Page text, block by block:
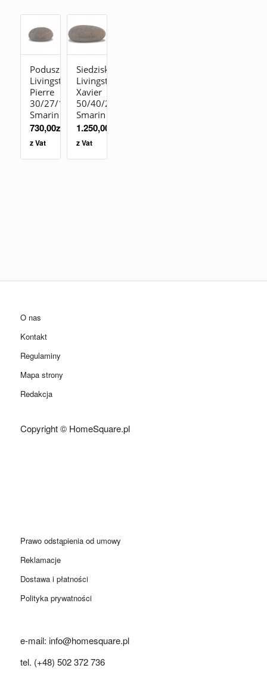
Poduszka
Livingstones
Pierre
30/27/19
Smarin
730,00zł
z Vat
Siedzisko
Livingstones
Xavier
50/40/26
Smarin
1.250,00
z Vat
O nas
Kontakt
Regulaminy
Mapa strony
Redakcja
Copyright © HomeSquare.pl
Prawo odstąpienia od umowy
Reklamacje
Dostawa i płatności
Polityka prywatności
e-mail: info@homesquare.pl
tel. (+48) 502 372 736